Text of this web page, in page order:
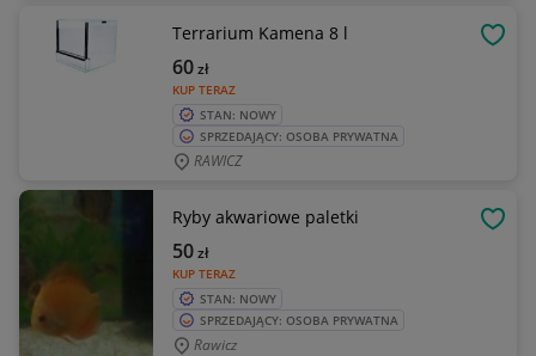
Terrarium Kamena 8 l
KUP TERAZ
60zł
STAN: NOWY
SPRZEDAJĄCY: OSOBA PRYWATNA
RAWICZ
Ryby akwariowe paletki
KUP TERAZ
50zł
STAN: NOWY
SPRZEDAJĄCY: OSOBA PRYWATNA
Rawicz